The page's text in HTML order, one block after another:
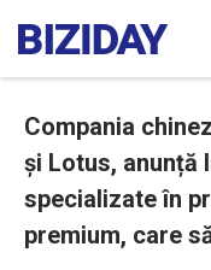
Compania
și Lotus, anunță
specializate în
premium, care